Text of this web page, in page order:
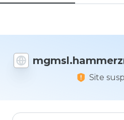
Site
De 1
nota
daria
este